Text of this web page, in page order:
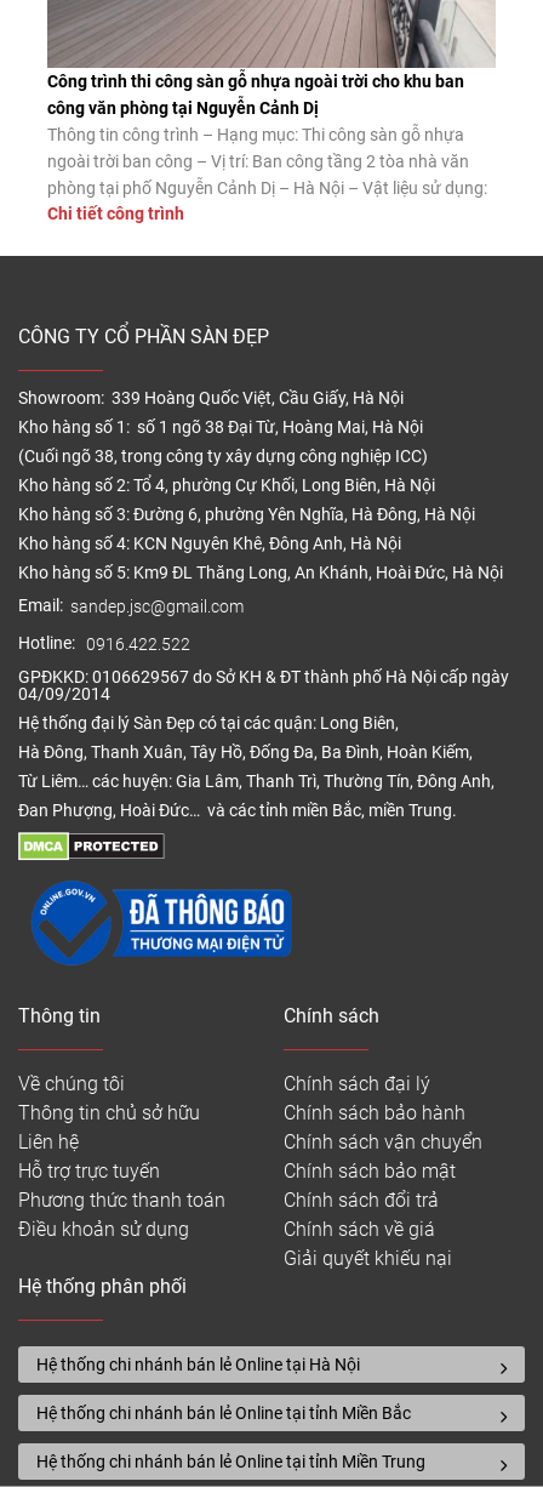
Công trình thi công sàn gỗ nhựa ngoài trời cho khu ban
công văn phòng tại Nguyễn Cảnh Dị
Thông tin công trình – Hạng mục: Thi công sàn gỗ nhựa
ngoài trời ban công – Vị trí: Ban công tầng 2 tòa nhà văn
phòng tại phố Nguyễn Cảnh Dị – Hà Nội – Vật liệu sử dụng:
Sàn gỗ nhựa ngoài trời Tecwood mã MS140K25 màu Coffee
Chi tiết công trình
CÔNG TY CỔ PHẦN SÀN ĐẸP
Showroom: 339 Hoàng Quốc Việt, Cầu Giấy, Hà Nội
Kho hàng số 1: số 1 ngõ 38 Đại Từ, Hoàng Mai, Hà Nội
(Cuối ngõ 38, trong công ty xây dựng công nghiệp ICC)
Kho hàng số 2: Tổ 4, phường Cự Khối, Long Biên, Hà Nội
Kho hàng số 3: Đường 6, phường Yên Nghĩa, Hà Đông, Hà Nội
Kho hàng số 4: KCN Nguyên Khê, Đông Anh, Hà Nội
Kho hàng số 5: Km9 ĐL Thăng Long, An Khánh, Hoài Đức, Hà Nội
Email: sandep.jsc@gmail.com
Hotline: 0916.422.522
GPĐKKD: 0106629567 do Sở KH & ĐT thành phố Hà Nội cấp ngày
04/09/2014
Hệ thống đại lý Sàn Đẹp có tại các quận: Long Biên,
Hà Đông, Thanh Xuân, Tây Hồ, Đống Đa, Ba Đình, Hoàn Kiếm,
Từ Liêm… các huyện: Gia Lâm, Thanh Trì, Thường Tín, Đông Anh,
Đan Phượng, Hoài Đức… và các tỉnh miền Bắc, miền Trung.
Thông tin
Về chúng tôi
Thông tin chủ sở hữu
Liên hệ
Hỗ trợ trực tuyến
Phương thức thanh toán
Điều khoản sử dụng
Chính sách
Chính sách đại lý
Chính sách bảo hành
Chính sách vận chuyển
Chính sách bảo mật
Chính sách đổi trả
Chính sách về giá
Giải quyết khiếu nại
Hệ thống phân phối
Hệ thống chi nhánh bán lẻ Online tại Hà Nội
Hệ thống chi nhánh bán lẻ Online tại tỉnh Miền Bắc
Hệ thống chi nhánh bán lẻ Online tại tỉnh Miền Trung